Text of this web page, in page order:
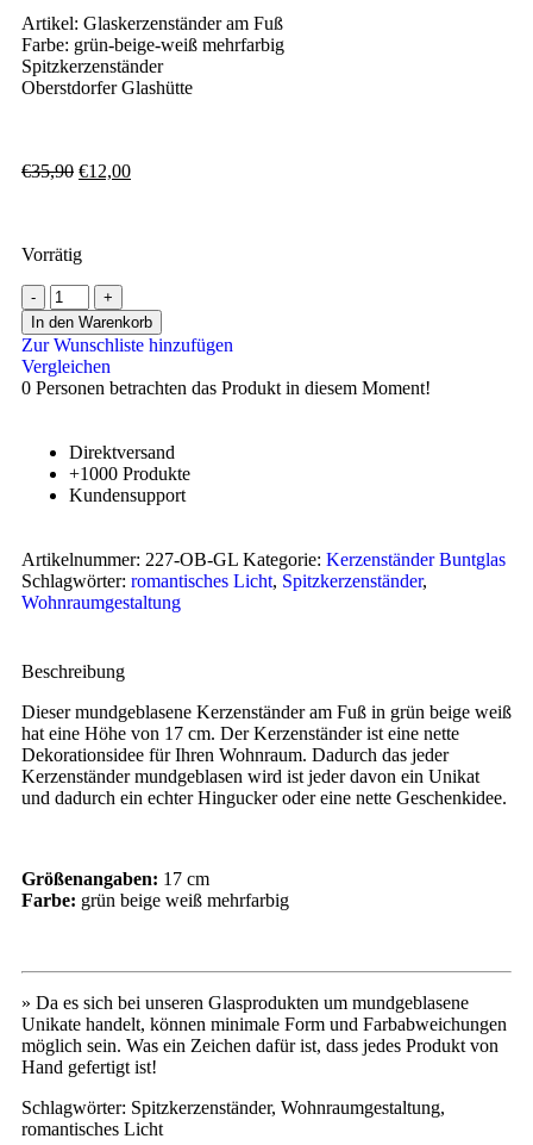
Artikel: Glaskerzenständer am Fuß
Farbe: grün-beige-weiß mehrfarbig
Spitzkerzenständer
Oberstdorfer Glashütte
€35,90 €12,00
Vorrätig
In den Warenkorb
Zur Wunschliste hinzufügen
Vergleichen
0 Personen betrachten das Produkt in diesem Moment!
Direktversand
+1000 Produkte
Kundensupport
Artikelnummer: 227-OB-GL Kategorie: Kerzenständer Buntglas
Schlagwörter: romantisches Licht, Spitzkerzenständer,
Wohnraumgestaltung
Beschreibung
Dieser mundgeblasene Kerzenständer am Fuß in grün beige weiß
hat eine Höhe von 17 cm. Der Kerzenständer ist eine nette
Dekorationsidee für Ihren Wohnraum. Dadurch das jeder
Kerzenständer mundgeblasen wird ist jeder davon ein Unikat
und dadurch ein echter Hingucker oder eine nette Geschenkidee.
Größenangaben: 17 cm
Farbe: grün beige weiß mehrfarbig
» Da es sich bei unseren Glasprodukten um mundgeblasene
Unikate handelt, können minimale Form und Farbabweichungen
möglich sein. Was ein Zeichen dafür ist, dass jedes Produkt von
Hand gefertigt ist!
Schlagwörter: Spitzkerzenständer, Wohnraumgestaltung,
romantisches Licht